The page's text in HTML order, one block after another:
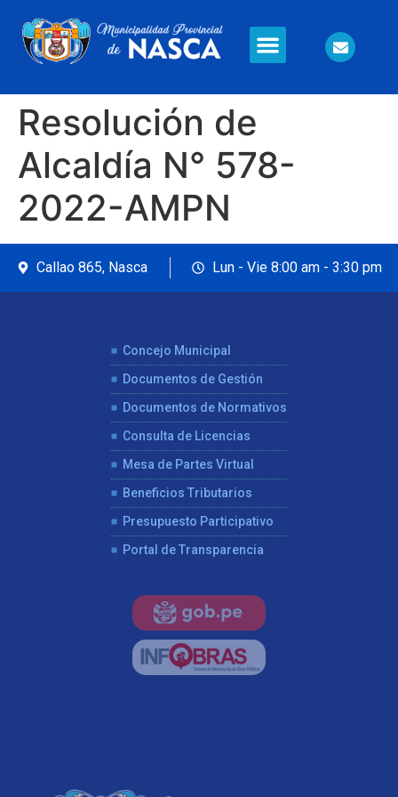
Resolución de
Alcaldía N° 578-
2022-AMPN
Callao 865, Nasca Lun - Vie 8:00 am - 3:30 pm
Concejo Municipal
Documentos de Gestión
Documentos de Normativos
Consulta de Licencias
Mesa de Partes Virtual
Beneficios Tributarios
Presupuesto Participativo
Portal de Transparencia